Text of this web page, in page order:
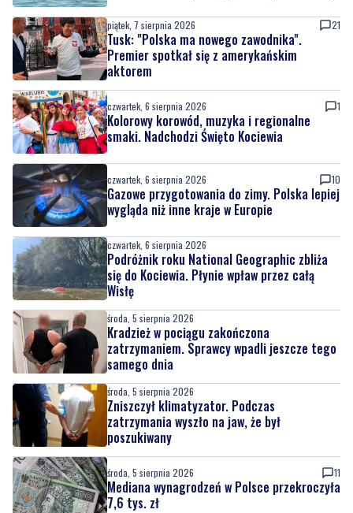
piątek, 7 sierpnia 2026 21
Tusk: "Polska ma nowego zawodnika".
Premier spotkał się z amerykańskim
aktorem
czwartek, 6 sierpnia 2026 1
Kolorowy korowód, muzyka i regionalne
smaki. Nadchodzi Święto Kociewia
czwartek, 6 sierpnia 2026 10
Gazowe przygotowania do zimy. Polska lepiej
wygląda niż inne kraje w Europie
czwartek, 6 sierpnia 2026
Podróżnik roku National Geographic zbliża
się do Kociewia. Płynie wpław przez całą
Wisłę
środa, 5 sierpnia 2026
Kradzież w pociągu zakończona
zatrzymaniem. Sprawcy wpadli jeszcze tego
samego dnia
środa, 5 sierpnia 2026
Zniszczył klimatyzator. Podczas
zatrzymania wyszło na jaw, że był
poszukiwany
środa, 5 sierpnia 2026 11
Mediana wynagrodzeń w Polsce przekroczyła
7,6 tys. zł